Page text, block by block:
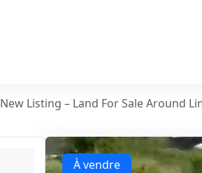
New Listing – Land For Sale Around
À vendre